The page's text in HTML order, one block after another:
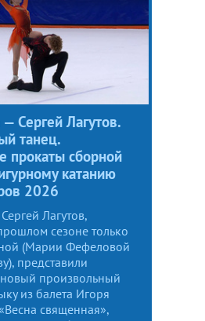
Сергей Лагутов.
танец.
прокаты сборной
катанию
2026
Лагутов,
сезоне только
(Марии Фефеловой
представили
произвольный
из балета Игоря
священная»,